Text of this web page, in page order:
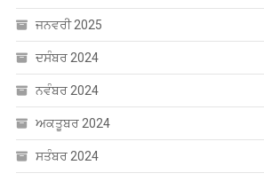
ਜਨਵਰੀ 2025
ਦਸੰਬਰ 2024
ਨਵੰਬਰ 2024
ਅਕਤੂਬਰ 2024
ਸਤੰਬਰ 2024